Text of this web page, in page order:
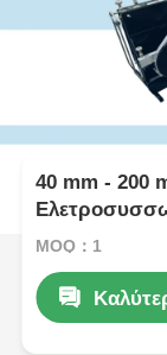
40 mm - 200
MOQ：1